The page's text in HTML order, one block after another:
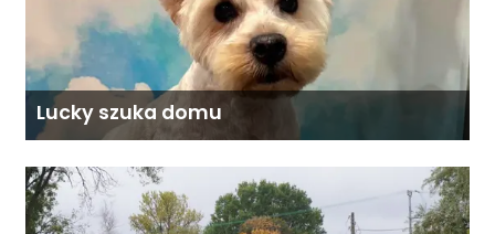
Lucky szuka domu